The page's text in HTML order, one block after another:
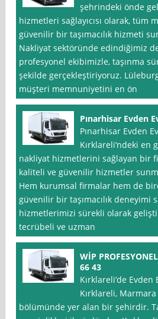
şehrindeki önde
hizmetleri sağlayıcısı olarak, tüm
güvenilir bir taşımacılık hizmeti
Nakliyat sektöründe edindiğimiz
profesyonel ekibimizle, taşınma
şekilde gerçekleştiriyoruz.
müşteri memnuniyetini en ön
Pınarhisar Evden
Pınarhisar Evden
Kırklareli‘ndeki en
nakliyat hizmetlerini sağlayan bir
kaliteli ve güvenilir hizmetler
Hem kurumsal firmalar hem de
güvenilir bir taşımacılık deneyimi
hizmetlerimizi sürekli olarak
tecrübeli ve uzman
WİP
66 43
Kırklareli‘de
Kırklareli,
bölümünde yer alan bir şehirdir.